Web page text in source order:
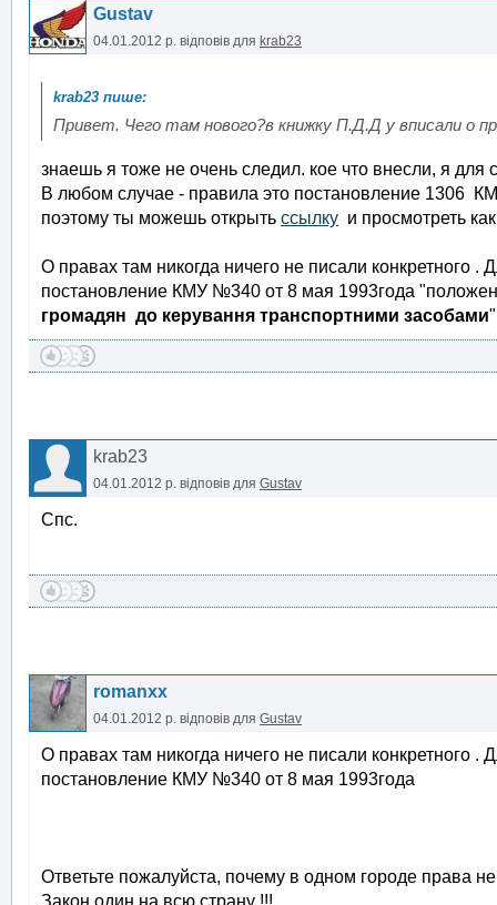
Gustav
04.01.2012 р. відповів для krab23
Привет. Чего там нового?в книжку П.Д.Д у вписали о
знаешь я тоже не очень следил. кое что внесли, я для
В любом случае - правила это постановление 1306
поэтому ты можешь открыть ссылку и просмотреть
О правах там никогда ничего не писали конкретного
постановление КМУ №340 от 8 мая 1993года
громадян до керування транспортними засобами
krab23
04.01.2012 р. відповів для Gustav
Спс.
romanxx
04.01.2012 р. відповів для Gustav
О правах там никогда ничего не писали конкретного
постановление КМУ №340 от 8 мая 1993года
Ответьте пожалуйста, почему в одном городе права
Закон один на всю страну !!!